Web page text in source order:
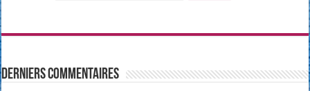
Derniers Commentaires